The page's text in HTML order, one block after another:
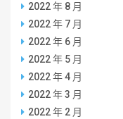
2022 年 8 月
2022 年 7 月
2022 年 6 月
2022 年 5 月
2022 年 4 月
2022 年 3 月
2022 年 2 月